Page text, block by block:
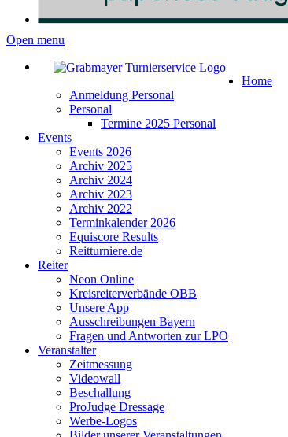
Open menu
Home
Anmeldung Personal
Personal
Termine 2025 Personal
Events
Events 2026
Archiv 2025
Archiv 2024
Archiv 2023
Archiv 2022
Terminkalender 2026
Equiscore Results
Reitturniere.de
Reiter
Neon Online
Kreisreiterverbände OBB
Unsere App
Ausschreibungen Bayern
Fragen und Antworten zur LPO
Veranstalter
Zeitmessung
Videowall
Beschallung
ProJudge Dressage
Werbe-Logos